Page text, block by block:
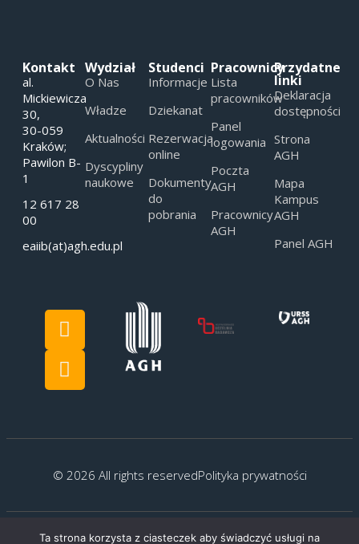
Kontakt
al.
Mickiewicza
30,
30-059
Kraków;
Pawilon B-
1
12 617 28
00
eaiib(at)agh.edu.pl
Wydział
O Nas
Władze
Aktualności
Dyscypliny
naukowe
Studenci
Informacje
Dziekanat
Rezerwacja
online
Dokumenty
do
pobrania
Pracownicy
Lista
pracowników
Panel
logowania
Poczta
AGH
Pracownicy
AGH
Przydatne
linki
Deklaracja
dostępności
Strona
AGH
Mapa
Kampus
AGH
Panel AGH
© 2026 All rights reservedPolityka prywatności
Ta strona korzysta z ciasteczek aby świadczyć usługi na